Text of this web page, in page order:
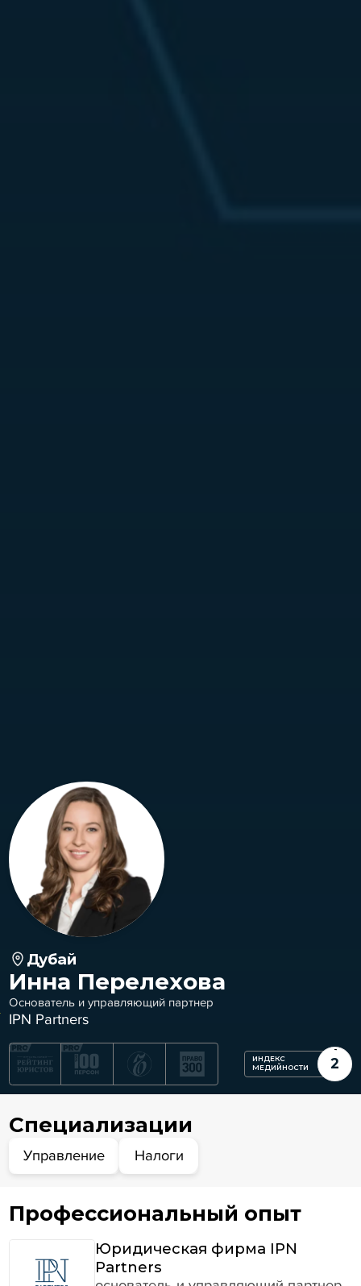
Дубай
Инна Перелехова
Основатель и управляющий партнер
IPN Partners
ИНДЕКС
МЕДИЙНОСТИ
2
Специализации
Управление Налоги
Профессиональный опыт
Юридическая фирма IPN
Partners